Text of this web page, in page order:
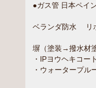
●ガス管 日本ペイ
ベランダ防水 リ
塀（塗装→撥水材塗
・IPヨウヘキコー
・ウォータープル